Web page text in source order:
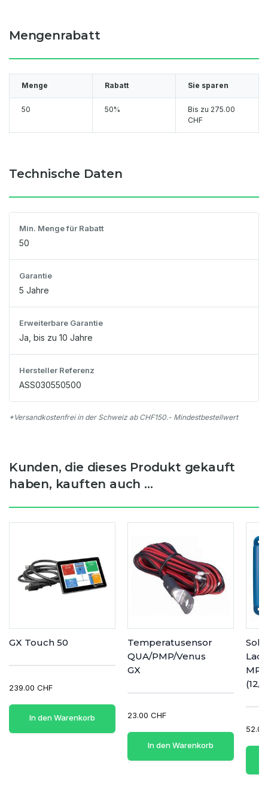
Mengenrabatt
Menge Rabatt Sie sparen
50 50% Bis zu 275.00
CHF
Technische Daten
Min. Menge für Rabatt
50
Garantie
5 Jahre
Erweiterbare Garantie
Ja, bis zu 10 Jahre
Hersteller Referenz
ASS030550500
*Versandkostenfrei in der Schweiz ab CHF150.- Mindestbestellwert
Kunden, die dieses Produkt gekauft
haben, kauften auch ...
GX Touch 50
239.00 CHF
In den Warenkorb
Temperatusensor
QUA/PMP/Venus
GX
23.00 CHF
In den Warenkorb
(12/